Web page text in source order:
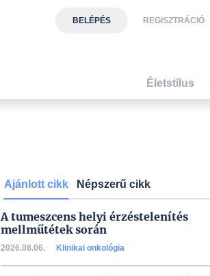
Ajánlott cikk Népszerű cikk
A tumeszcens helyi érzéstelenítés
mellműtétek során
2026.08.06. Klinikai onkológia
BELÉPÉS REGISZTRÁCIÓ
Életstílus